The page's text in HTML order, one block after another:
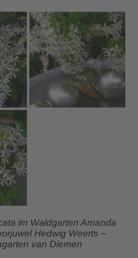
im Waldgarten Amanda
Hedwig Weerts –
van Diemen